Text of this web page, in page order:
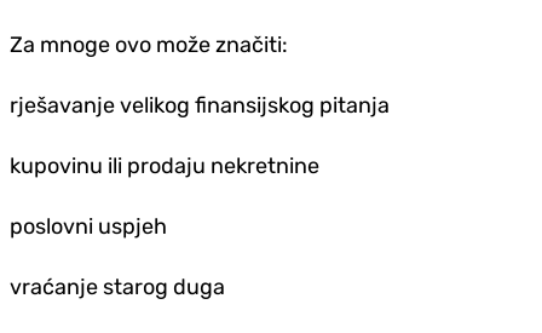
Za mnoge ovo može značiti:
rješavanje velikog finansijskog pitanja
kupovinu ili prodaju nekretnine
poslovni uspjeh
vraćanje starog duga